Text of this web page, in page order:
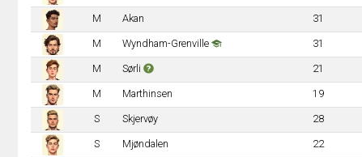
M Akan 31
M Wyndham-Grenville 31
M Sørli 21
M Marthinsen 19
S Skjervøy 28
S Mjøndalen 22